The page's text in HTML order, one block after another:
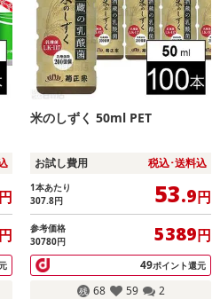
円
円
米のしずく 50ml PET
お試し費用 税込･送料込
1本あたり
307.8円 53.9円
参考価格
30780円
5389円
49ポイント還元
68 59 2